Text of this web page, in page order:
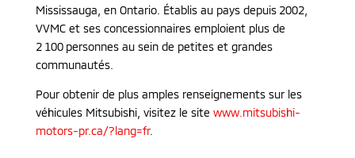
Mississauga, en Ontario. Établis au pays depuis 2002,
VVMC et ses concessionnaires emploient plus de
2 100 personnes au sein de petites et grandes
communautés.
Pour obtenir de plus amples renseignements sur les
véhicules Mitsubishi, visitez le site www.mitsubishi-
motors-pr.ca/?lang=fr.